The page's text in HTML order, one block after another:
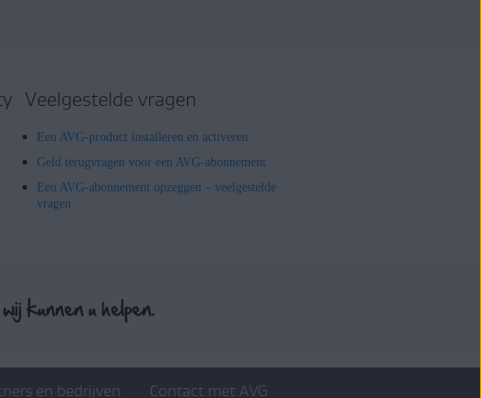
Veelgestelde vragen
Een AVG-product installeren en activeren
Geld terugvragen voor een AVG-abonnement
Een AVG-abonnement opzeggen – veelgestelde
vragen
en bedrijven Contact met AVG